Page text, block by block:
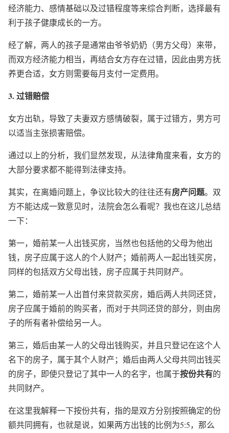
经济能力、感情基础以及过错程度等来综合判断，选择最有
利于孩子健康成长的一方。
经了解，两人的孩子是通常由爷爷奶奶（男方父母）来带，
而双方经济能力相当，再结合女方存在过错，因此由男方抚
养更合适，女方则需要每月支付一定费用。
3. 过错赔偿
女方出轨，导致了夫妻双方感情破裂，属于过错方，男方可
以适当主张损害赔偿。
通过以上的分析，我们显然发现，从法律角度来看，女方的
大部分要求都不能得到法律支持。
其实，在离婚问题上，争议比较大的往往还有房产问题。双
方不能达成一致意见时，法院会怎么看呢？我也在这儿总结
一下：
第一，婚前某一人出钱买房，当然也包括他的父母为他出
钱，房子应属于这人的个人财产；婚前两人一起出钱买房，
同样的包括双方父母出钱，房子应属于共同财产。
第二，婚前某一人出首付来贷款买房，婚后两人共同还贷，
房子应属于婚前的购买者，而对于共同还贷的部分，则由房
子的所有者补偿给另一人。
第三，婚后由某一人的父母出钱购买，并且只登记在这个人
名下的房子，属于其个人财产；婚后由两人父母共同出钱买
的房子，即使只登记了其中一人的名字，也属于按份共有的
共同财产。
在这里我解释一下按份共有，指的是双方分别按照确定的份
额共同拥有，也就是说，如果两方出钱的比例为5:5，那么